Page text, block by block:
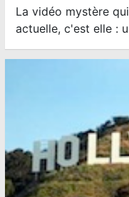
La vidéo mystère
actuelle, c'est elle :